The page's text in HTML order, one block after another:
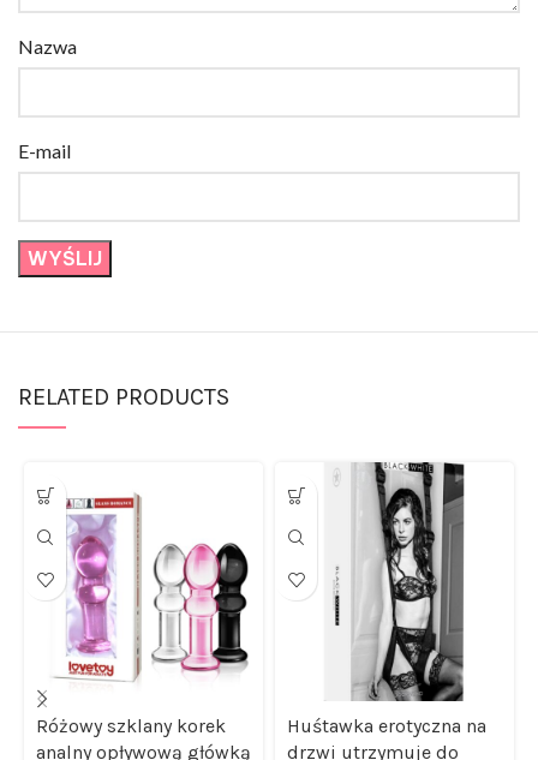
Nazwa
E-mail
RELATED PRODUCTS
Różowy szklany korek
analny opływową główką
Huśtawka erotyczna na
drzwi utrzymuje do